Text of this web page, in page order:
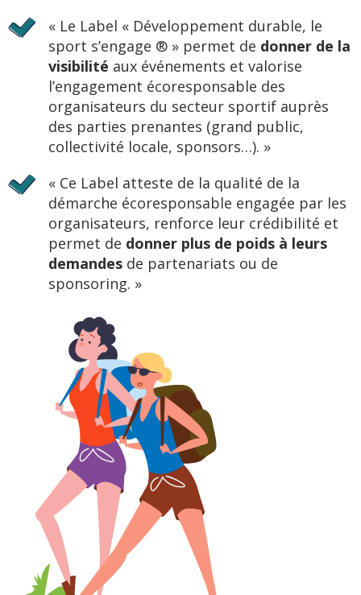
« Le Label « Développement durable, le
sport s’engage ® » permet de donner de la
visibilité aux événements et valorise
l’engagement écoresponsable des
organisateurs du secteur sportif auprès
des parties prenantes (grand public,
collectivité locale, sponsors…). »
« Ce Label atteste de la qualité de la
démarche écoresponsable engagée par les
organisateurs, renforce leur crédibilité et
permet de donner plus de poids à leurs
demandes de partenariats ou de
sponsoring. »